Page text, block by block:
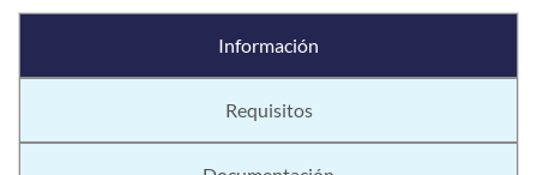
Información
Requisitos